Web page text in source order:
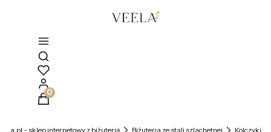
Otwórz wyszukiwarkę
Produkty w koszyku: 0. Zobacz szczegóły
- sklep internetowy z biżuterią Biżuteria ze stali szlachetnej Kolczyki